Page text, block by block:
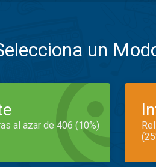
un
al azar de 406 (10%)